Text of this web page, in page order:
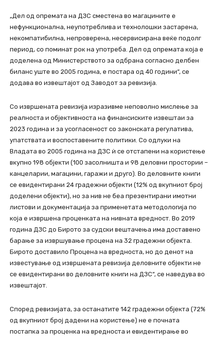
„Дел од опремата на ДЗС сместена во магацините е
нефункционална, неупотреблива и технолошки застарена,
некомпатибилна, непроверена, несервисирана веќе подолг
период, со поминат рок на употреба. Дел од опремата која е
доделена од Министерството за одбрана согласно делбен
биланс уште во 2005 година, е постара од 40 години“, се
додава во извештајот од Заводот за ревизија.
Со извршената ревизија изразивме неповолно мислење за
реалноста и објективноста на финансиските извештаи за
2023 година и за усогласеност со законската регулатива,
упатствата и воспоставените политики. Со одлуки на
Владата во 2005 година на ДЗС ѝ се отстапени на користење
вкупно 198 објекти (100 засолништа и 98 деловни простории –
канцеларии, магацини, гаражи и друго). Во деловните книги
се евидентирани 24 градежни објекти (12% од вкупниот број
доделени објекти), но за нив не беа презентирани имотни
листови и документација за применетата методологија по
која е извршена проценката на нивната вредност. Во 2019
година ДЗС до Бирото за судски вештачења има доставено
барање за извршување процена на 32 градежни објекта.
Бирото доставило Процена на вредноста, но до денот на
известување од извршената ревизија деловните објекти не
се евидентирани во деловните книги на ДЗС“, се наведува во
извештајот.
Според ревизијата, за останатите 142 градежни објекта (72%
од вкупниот број дадени на користење) не е почната
постапка за проценка на вредноста и евидентирање во